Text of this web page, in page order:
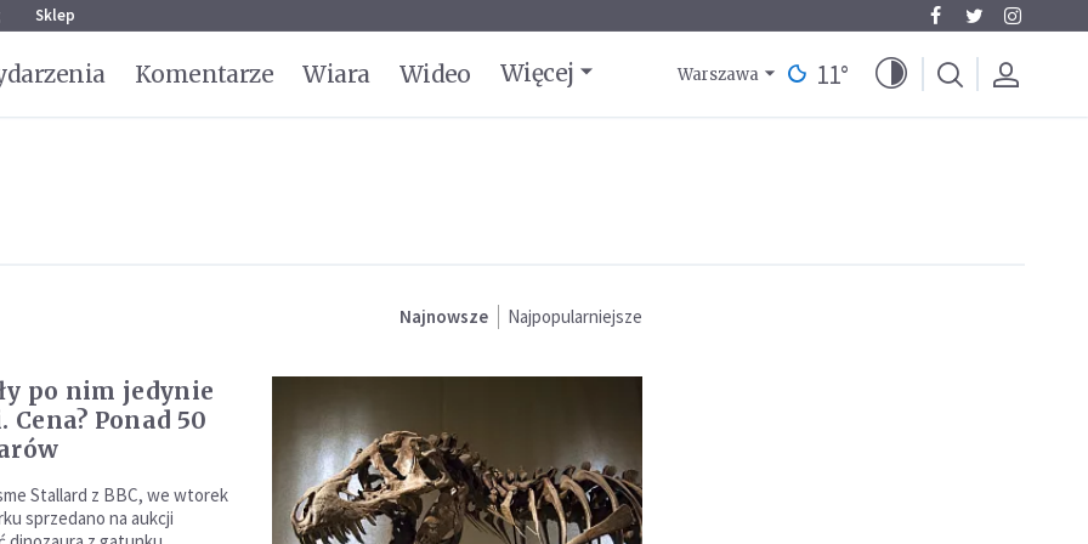
Sklep
Komentarze Wiara Wideo Więcej Warszawa 11°
Najnowsze Najpopularniejsze
po nim jedynie
Cena? Ponad 50
Stallard z BBC, we wtorek
sprzedano na aukcji